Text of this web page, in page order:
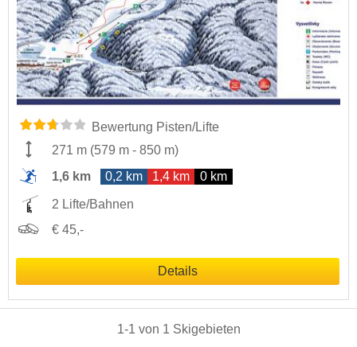
Bewertung Pisten/Lifte
271 m (579 m - 850 m)
1,6 km
0,2 km 1,4 km 0 km
2 Lifte/Bahnen
€ 45,-
Details
1-1 von 1 Skigebieten